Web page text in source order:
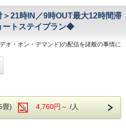
ス◇
対応
リー、乾燥機設置
ンデマンド)設置(500円/泊)
クル
対応
5分
15分/はりまや橋…徒歩約10分
/15:00～24:00
やバスも駐車可能な専用平置き駐車場37台
の大きさによって料金が異なります)
用の場合は必ずご連絡ください
になります
ス◇
対応
リー、乾燥機設置
ンデマンド)設置(500円/泊)
徒歩5分の好立地!
提供!シモンズ社製ベッドを全洋室に採用
大浴場!深夜は1時まで朝は6時00分から入
た平置き駐車場!大型車やバスも駐車可能
際にメニューをご確認いただき
きな方をお選びください♪
スの良い定食スタイルの朝食です！
ランド米を使用しており、なんとお替り自由
＞21時IN／9時OUT最大12時間滞
ートステイプラン◆
オ・オン・デマンド)の配信を諸般の事情に
だき、誠にありがとうございました。
遅い方にオススメです！
：9時迄 (通常10時迄)
畳) 4,760円～ /人